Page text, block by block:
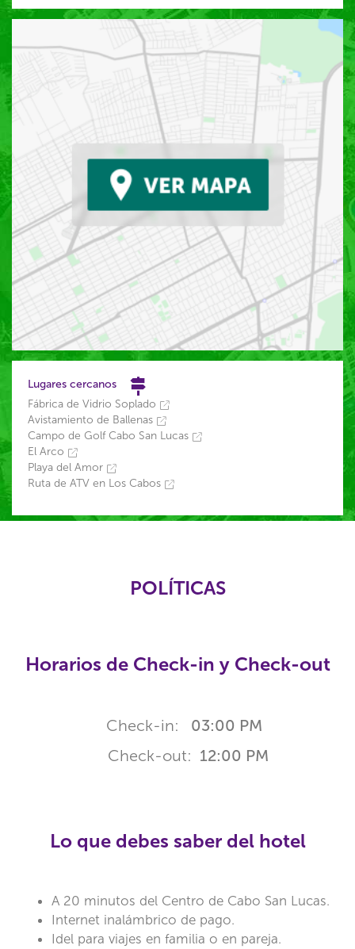
Lugares cercanos
Fábrica de Vidrio Soplado
Avistamiento de Ballenas
Campo de Golf Cabo San Lucas
El Arco
Playa del Amor
Ruta de ATV en Los Cabos
POLÍTICAS
Horarios de Check-in y Check-out
Check-in: 03:00 PM
Check-out: 12:00 PM
Lo que debes saber del hotel
A 20 minutos del Centro de Cabo San Lucas.
Internet inalámbrico de pago.
Idel para viajes en familia o en pareja.